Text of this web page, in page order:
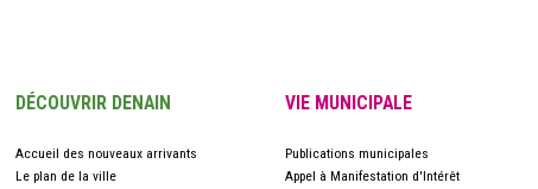
DÉCOUVRIR DENAIN
Accueil des nouveaux arrivants
Le plan de la ville
VIE MUNICIPALE
Publications municipales
Appel à Manifestation d'Intérêt